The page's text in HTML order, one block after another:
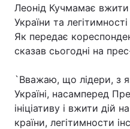
Головна
Леонід Кучмамає вжити
України та
Як передає
сказав сьогодні на
`Вважаю, що лідери, з
Україні, насамперед
ініціативу і вжити дій
країни, легітимности